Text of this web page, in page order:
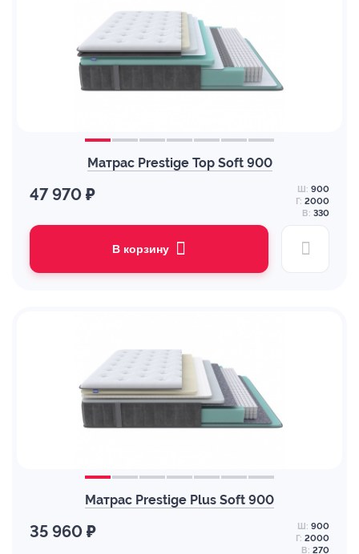
Матрас Prestige Top Soft 900
47 970 ₽ Ш: 900
Г: 2000
В: 330
В корзину
Матрас Prestige Plus Soft 900
35 960 ₽ Ш: 900
Г: 2000
В: 270